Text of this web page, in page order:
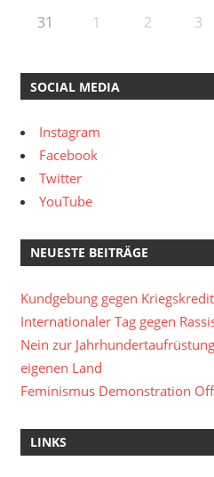
31 1 2 3
SOCIAL MEDIA
Instagram
Facebook
Twitter
YouTube
NEUESTE BEITRÄGE
Kundgebung gegen
Internationaler Tag gegen
Nein zur
eigenen Land
Feminismus Demonstration
LINKS